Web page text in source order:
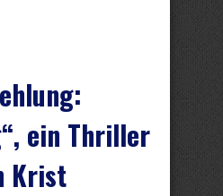
ein Thriller
Krist